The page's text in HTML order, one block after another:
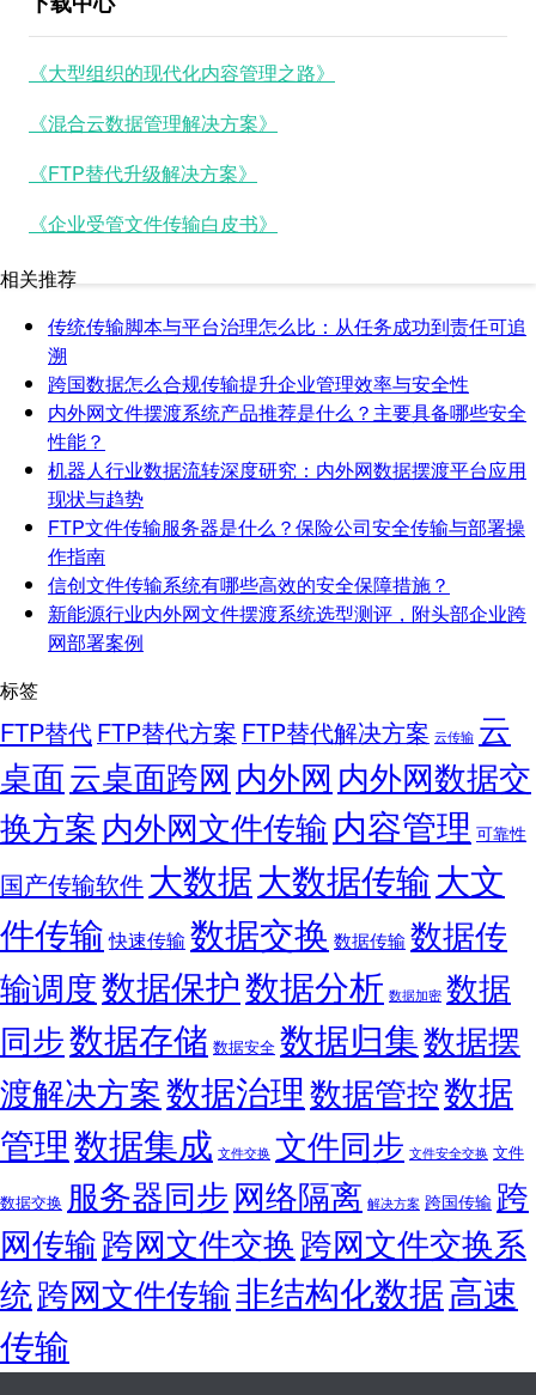
《大型组织的现代化内容管理之路》
《混合云数据管理解决方案》
《FTP替代升级解决方案》
《企业受管文件传输白皮书》
相关推荐
传统传输脚本与平台治理怎么比：从任务成功到责任可追
溯
跨国数据怎么合规传输提升企业管理效率与安全性
内外网文件摆渡系统产品推荐是什么？主要具备哪些安全
性能？
机器人行业数据流转深度研究：内外网数据摆渡平台应用
现状与趋势
FTP文件传输服务器是什么？保险公司安全传输与部署操
作指南
信创文件传输系统有哪些高效的安全保障措施？
新能源行业内外网文件摆渡系统选型测评，附头部企业跨
网部署案例
标签
FTP替代FTP替代方案 FTP替代解决方案 云传输 云
桌面云桌面跨网 内外网 内外网数据交
换方案内外网文件传输内容管理 可靠性
国产传输软件 大数据大数据传输大文
件传输 快速传输 数据交换 数据传输数据传
输调度数据保护数据分析 数据加密 数据
同步数据存储 数据安全 数据归集数据摆
渡解决方案数据治理数据管控数据
管理数据集成 文件交换 文件同步 文件安全交换 文件
数据交换 服务器同步网络隔离 解决方案 跨国传输 跨
网传输跨网文件交换跨网文件交换系
统跨网文件传输非结构化数据高速
传输